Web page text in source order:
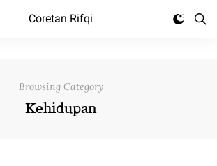
Coretan Rifqi
Browsing Category
Kehidupan